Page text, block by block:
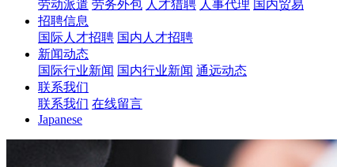
劳动派遣 劳务外包 人才猎聘 人事代理 国内贸易
招聘信息
国际人才招聘 国内人才招聘
新闻动态
国际行业新闻 国内行业新闻 通远动态
联系我们
联系我们 在线留言
Japanese